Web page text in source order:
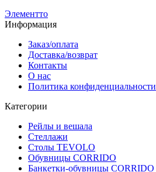
Элементто
Информация
Заказ/оплата
Доставка/возврат
Контакты
О нас
Политика конфиденциальности
Категории
Рейлы и вешала
Стеллажи
Столы TEVOLO
Обувницы CORRIDO
Банкетки-обувницы CORRIDO